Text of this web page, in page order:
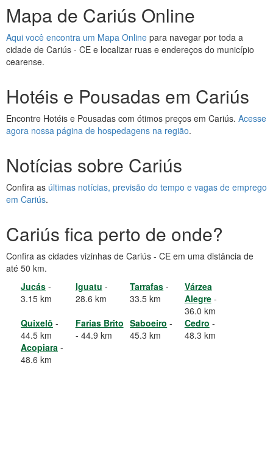
Mapa de Cariús Online
Aqui você encontra um Mapa Online para navegar por toda a
cidade de Cariús - CE e localizar ruas e endereços do município
cearense.
Hotéis e Pousadas em Cariús
Encontre Hotéis e Pousadas com ótimos preços em Cariús. Acesse
agora nossa página de hospedagens na região.
Notícias sobre Cariús
Confira as últimas notícias, previsão do tempo e vagas de emprego
em Cariús.
Cariús fica perto de onde?
Confira as cidades vizinhas de Cariús - CE em uma distância de
até 50 km.
Jucás -
3.15 km
Iguatu -
28.6 km
Tarrafas -
33.5 km
Várzea
Alegre-
36.0 km
Quixelô -
44.5 km
Farias Brito
- 44.9 km
Saboeiro -
45.3 km
Cedro -
48.3 km
Acopiara -
48.6 km